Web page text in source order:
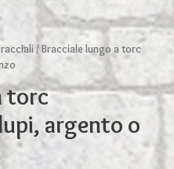
/ Bracciale lungo a torc
torc
argento o